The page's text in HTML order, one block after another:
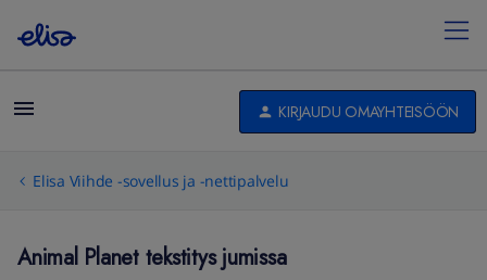
KIRJAUDU OMAYHTEISÖÖN
Elisa Viihde -sovellus ja -nettipalvelu
Animal Planet tekstitys jumissa